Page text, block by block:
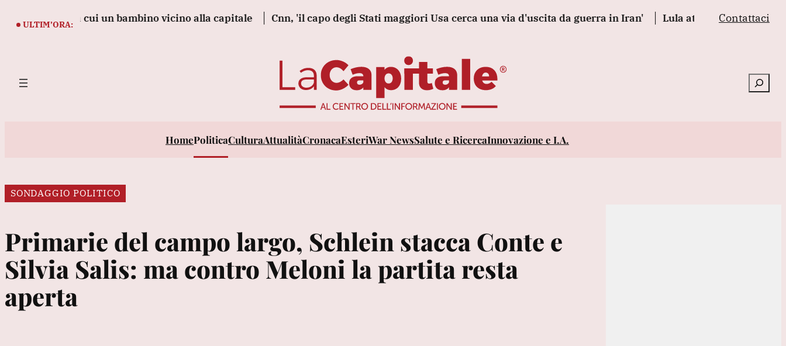
ULTIM’ORA:
tra cui un bambino vicino alla capitale Cnn, 'il capo degli Stati maggiori Usa cerca una via d'uscita da guerra in Iran' Lula attacca Rubio, 'odia ilContattaci
Cerca
HomePoliticaCulturaAttualitàCronacaEsteriWar NewsSalute e RicercaInnovazione e I.A.
SONDAGGIO POLITICO
Primarie del campo largo, Schlein stacca Conte e
Silvia Salis: ma contro Meloni la partita resta
aperta